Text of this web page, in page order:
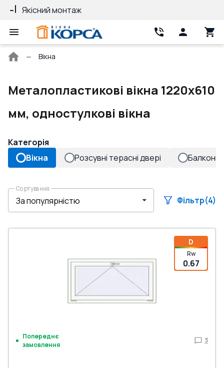
Якісний монтаж
Головна
Вікна
Металопластикові вікна 1220x610
мм, одностулкові вікна
Категорія
Вікна
Розсувні терасні двері Балконні
Сортування
Фільтр(4)
D
Rw
0.67
Попереднє
замовлення
3